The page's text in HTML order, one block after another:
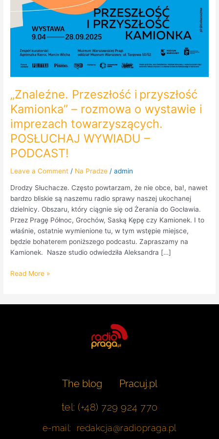
„Znaleźne. Przeszłość i przyszłość
Kamionka” – rozmowa o wystawie i
imprezach towarzyszących.
POSŁUCHAJ WYWIADU –
PODCAST!
Leave a Comment / Na Pradze /admin
Drodzy Słuchacze. Często powtarzam, że nie obce, ba!, nawet
bardzo bliskie są naszemu radio sprawy naszej ukochanej
dzielnicy. Obszaru, który ciągnie się od Żerania do Gocławia.
Przez Pragę Północ, Grochów, Saską Kępę czy Kamionek. I to
właśnie, ostatnie wymienione tu, w tym wstępie miejsce,
będzie bohaterem poniższego podcastu. Zapraszamy na
Kamionek. Nasze studio odwiedziła Aleksandra […]
Read More »
The blog
Pracuj.pl
tel: (+48) 729 924 770
e-mail: redakcja@radiopraga.pl